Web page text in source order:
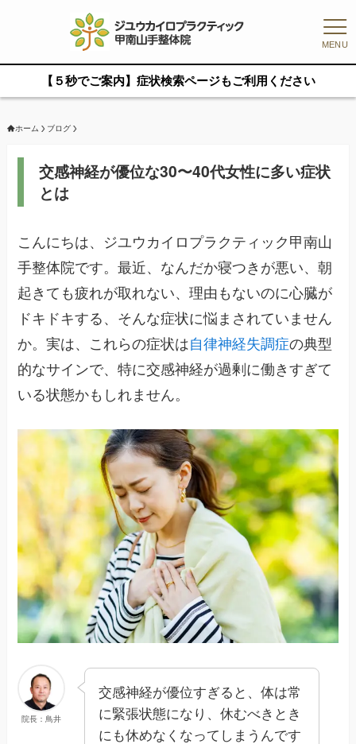
MENU
【５秒でご案内】症状検索ページもご利用ください
ホーム ブログ
交感神経が優位な30〜40代女性に多い症状
とは
こんにちは、ジユウカイロプラクティック甲南山
手整体院です。最近、なんだか寝つきが悪い、朝
起きても疲れが取れない、理由もないのに心臓が
ドキドキする、そんな症状に悩まされていません
か。実は、これらの症状は自律神経失調症の典型
的なサインで、特に交感神経が過剰に働きすぎて
いる状態かもしれません。
院長：鳥井
交感神経が優位すぎると、体は常
に緊張状態になり、休むべきとき
にも休めなくなってしまうんです